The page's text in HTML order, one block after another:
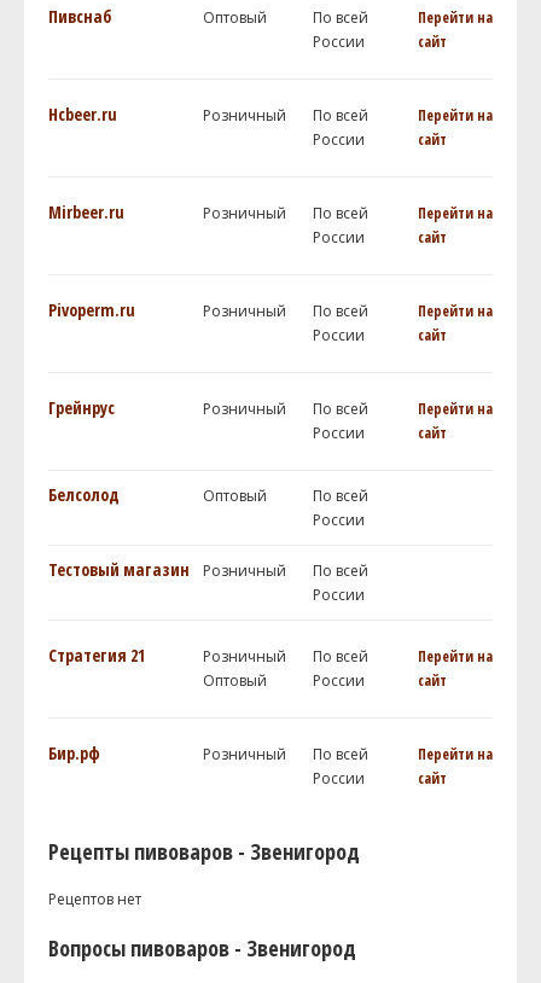
Пивснаб Оптовый
По всей
России
Перейти на
сайт
Hcbeer.ru Розничный
По всей
России
Перейти на
сайт
Mirbeer.ru Розничный
По всей
России
Перейти на
сайт
Pivoperm.ru Розничный
По всей
России
Перейти на
сайт
Грейнрус Розничный
По всей
России
Перейти на
сайт
Белсолод Оптовый
По всей
России
Тестовый магазин Розничный
По всей
России
Стратегия 21
Розничный
Оптовый
По всей
России
Перейти на
сайт
Бир.рф Розничный
По всей
России
Перейти на
сайт
Рецепты пивоваров - Звенигород
Рецептов нет
Вопросы пивоваров - Звенигород